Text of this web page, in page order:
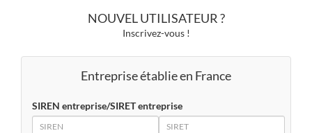
NOUVEL UTILISATEUR ?
Inscrivez-vous !
Entreprise établie en France
SIREN entreprise/SIRET entreprise
SIREN
SIRET